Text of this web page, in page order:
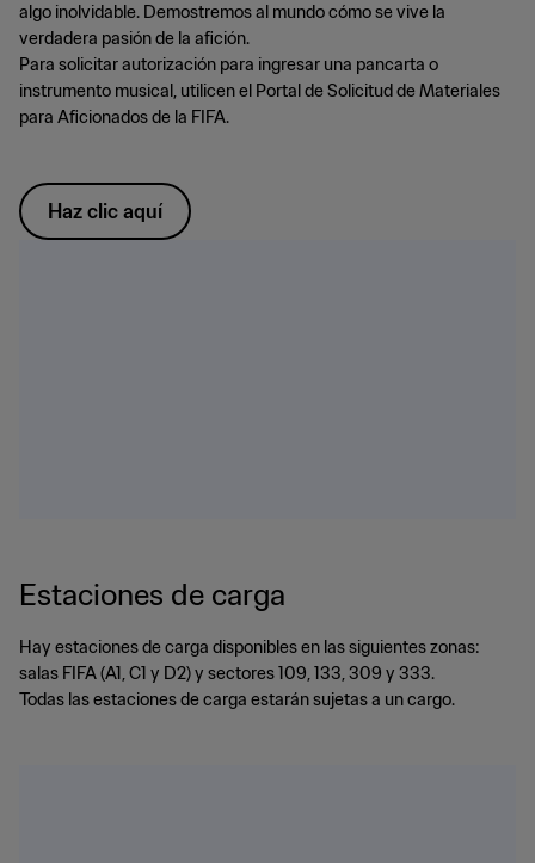
algo inolvidable. Demostremos al mundo cómo se vive la
verdadera pasión de la afición.
Para solicitar autorización para ingresar una pancarta o
instrumento musical, utilicen el Portal de Solicitud de Materiales
para Aficionados de la FIFA.
Haz clic aquí
Estaciones de carga
Hay estaciones de carga disponibles en las siguientes zonas:
salas FIFA (A1, C1 y D2) y sectores 109, 133, 309 y 333.
Todas las estaciones de carga estarán sujetas a un cargo.